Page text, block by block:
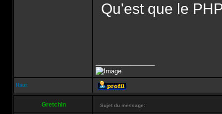
Qu'est que le
Haut
Gretchin Sujet du message: